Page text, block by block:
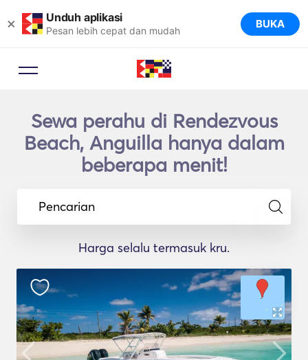
× Unduh aplikasi
Pesan lebih cepat dan mudah BUKA
Sewa perahu di Rendezvous
Beach, Anguilla hanya dalam
beberapa menit!
Pencarian
Harga selalu termasuk kru.